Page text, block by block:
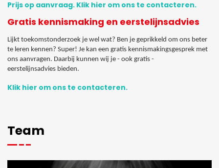
Prijs op aanvraag. Klik hier om ons te contacteren.
Gratis kennismaking en eerstelijnsadvies
Lijkt toekomstonderzoek je wel wat? Ben je geprikkeld om ons beter
te leren kennen? Super! Je kan een gratis kennismakingsgesprek met
ons aanvragen. Daarbij kunnen wij je - ook gratis -
eerstelijnsadvies bieden.
Klik hier om ons te contacteren.
Team